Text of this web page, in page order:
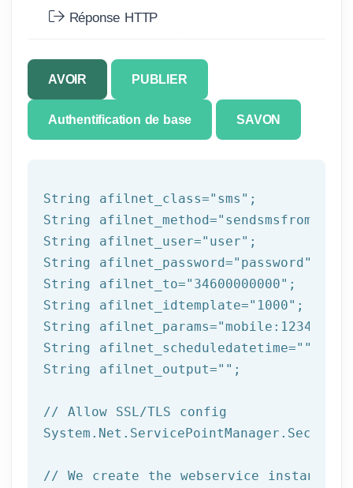
Réponse HTTP
AVOIR PUBLIER
Authentification de base SAVON
String afilnet_class="sms" ;
String afilnet_method=
String afilnet_user="user" ;
String afilnet_password="password"
String afilnet_to="34600000000" ;
String afilnet_idtemplate="1000" ;
String afilnet_params=
String afilnet_scheduledatetime=""
String afilnet_output="" ;
// Allow SSL/TLS config
// We create the webservice